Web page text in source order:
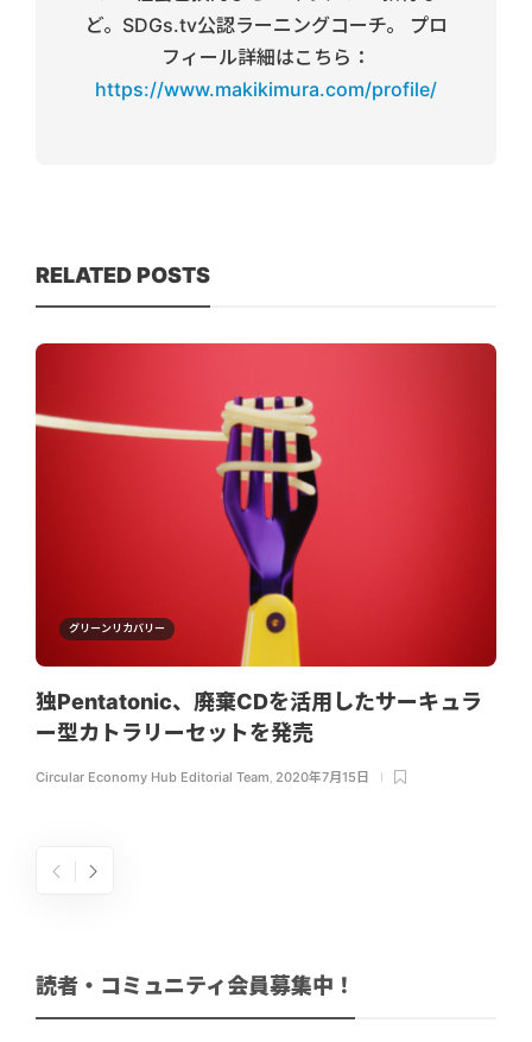
ど。SDGs.tv公認ラーニングコーチ。 プロ
フィール詳細はこちら：
https://www.makikimura.com/profile/
RELATED POSTS
グリーンリカバリー
独Pentatonic、廃棄CDを活用したサーキュラ
ー型カトラリーセットを発売
Circular Economy Hub Editorial Team 2020年7月15日
読者・コミュニティ会員募集中！